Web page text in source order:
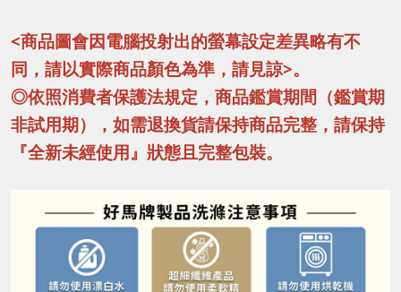
<商品圖會因電腦投射出的螢幕設定差異略有不
同，請以實際商品顏色為準，請見諒>。
◎依照消費者保護法規定，商品鑑賞期間（鑑賞期
非試用期），如需退換貨請保持商品完整，請保持
『全新未經使用』狀態且完整包裝。